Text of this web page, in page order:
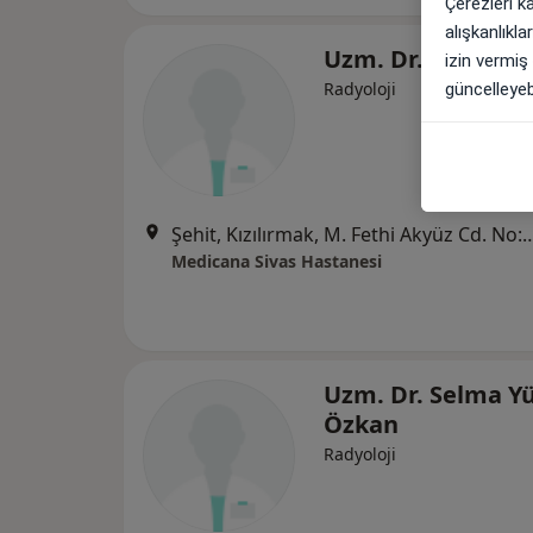
Uzm. Dr. Mehmet
Radyoloji
Şehit, Kızılırmak, M.
Medicana Sivas Hastanesi
Uzm. Dr. Selma
Özkan
Radyoloji
izin vermiş